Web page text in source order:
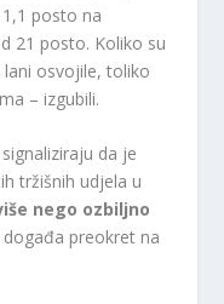
posto na
21 posto. Koliko su
osvojile, toliko
– izgubili.
da je
tržišnih udjela u
nego ozbiljno
preokret na